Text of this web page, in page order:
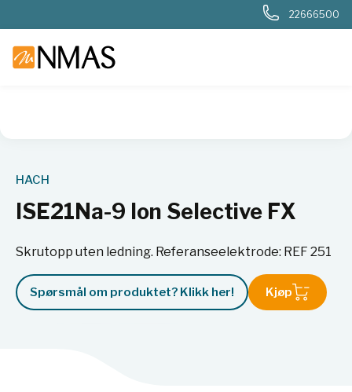
22666500
HACH
ISE21Na-9 Ion Selective FX
Skrutopp uten ledning. Referanseelektrode: REF 251
Spørsmål om produktet? Klikk her! Kjøp